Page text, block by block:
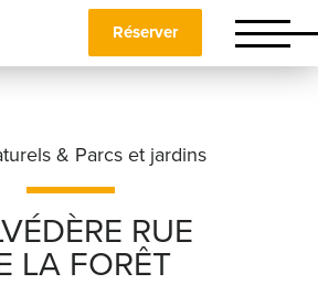
Réserver
& Parcs et jardins
RUE
LA FORÊT